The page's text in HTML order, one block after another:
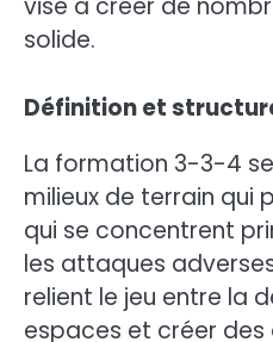
vise à créer de
solide.
Définition et
La formation 3-3-4
milieux de terrain qui
qui se concentrent
les attaques
relient le jeu entre la
espaces et créer